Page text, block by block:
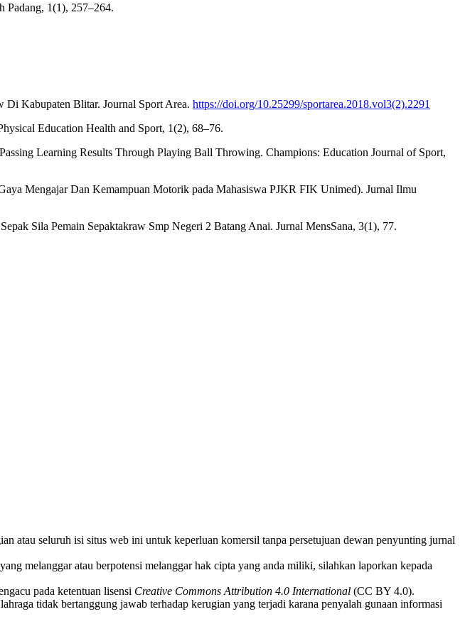
Padang, 1(1), 257–264.
Kabupaten Blitar. Journal Sport Area. https://doi.org/10.25299/sportarea.2018.vol3(2).2291
Education Health and Sport, 1(2), 68–76.
Learning Results Through Playing Ball Throwing. Champions: Education Journal of Sport,
Mengajar Dan Kemampuan Motorik pada Mahasiswa PJKR FIK Unimed). Jurnal Ilmu
Sila Pemain Sepaktakraw Smp Negeri 2 Batang Anai. Jurnal MensSana, 3(1), 77.
atau seluruh isi situs web ini untuk keperluan komersil tanpa persetujuan dewan penyunting jurnal
melanggar atau berpotensi melanggar hak cipta yang anda miliki, silahkan laporkan kepada
pada ketentuan lisensi Creative Commons Attribution 4.0 International (CC BY 4.0).
tidak bertanggung jawab terhadap kerugian yang terjadi karana penyalah gunaan informasi